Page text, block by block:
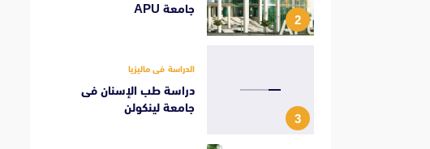
2
جامعة APU
3
الدراسة فى ماليزيا
دراسة طب الإسنان فى
جامعة لينكولن